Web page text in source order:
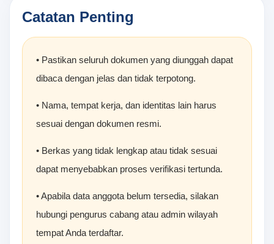
Catatan Penting
• Pastikan seluruh dokumen yang diunggah dapat
dibaca dengan jelas dan tidak terpotong.
• Nama, tempat kerja, dan identitas lain harus
sesuai dengan dokumen resmi.
• Berkas yang tidak lengkap atau tidak sesuai
dapat menyebabkan proses verifikasi tertunda.
• Apabila data anggota belum tersedia, silakan
hubungi pengurus cabang atau admin wilayah
tempat Anda terdaftar.